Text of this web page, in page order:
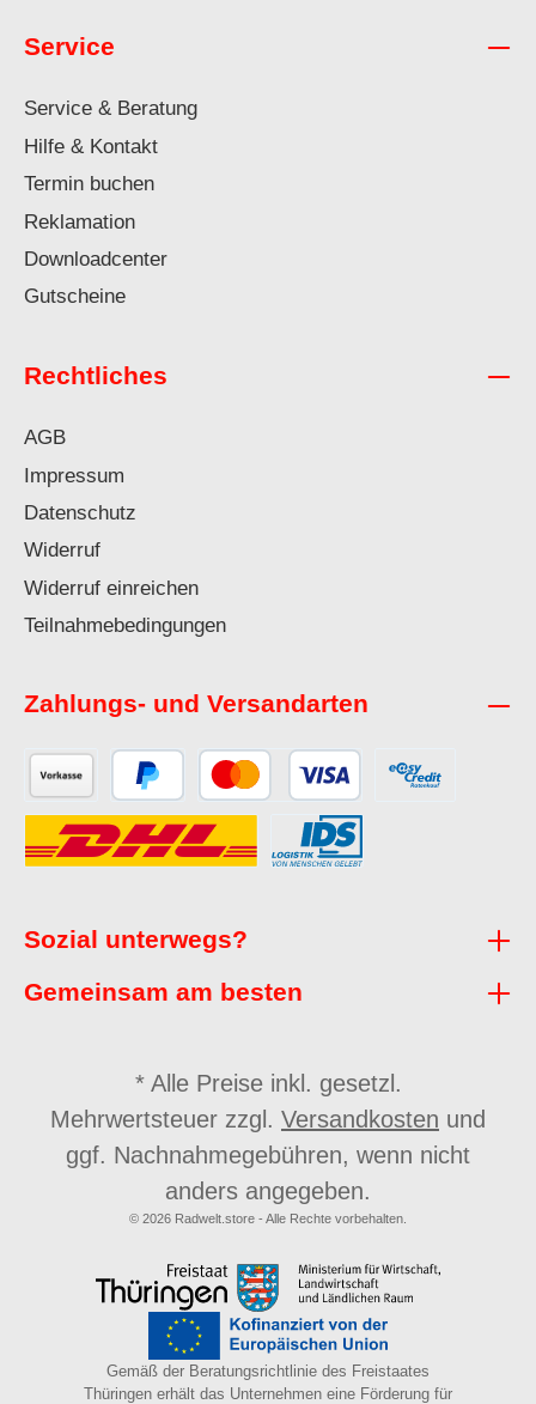
Service
Service & Beratung
Hilfe & Kontakt
Termin buchen
Reklamation
Downloadcenter
Gutscheine
Rechtliches
AGB
Impressum
Datenschutz
Widerruf
Widerruf einreichen
Teilnahmebedingungen
Zahlungs- und Versandarten
Sozial unterwegs?
Gemeinsam am besten
* Alle Preise inkl. gesetzl.
Mehrwertsteuer zzgl. Versandkosten und
ggf. Nachnahmegebühren, wenn nicht
anders angegeben.
© 2026 Radwelt.store - Alle Rechte vorbehalten.
Gemäß der Beratungsrichtlinie des Freistaates
Thüringen erhält das Unternehmen eine Förderung für